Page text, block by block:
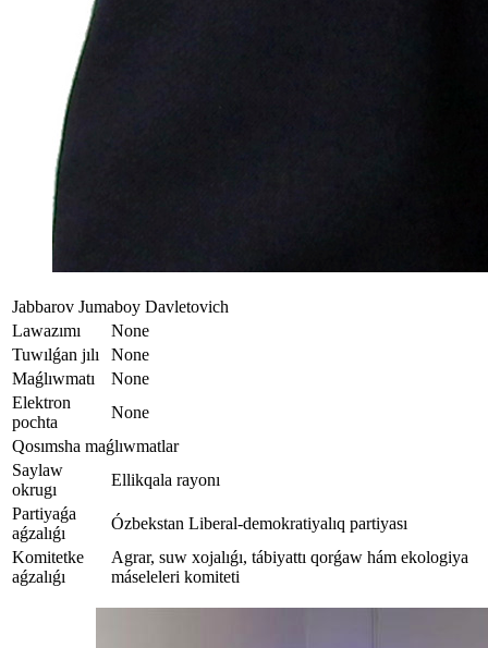
Jabbarov Jumaboy Davletovich
Lawazımı
None
Tuwılǵan jılı
None
Maǵlıwmatı
None
Elektron
pochta
None
Qosımsha maǵlıwmatlar
Saylaw
okrugı
Ellikqala rayonı
Partiyaǵa
aǵzalıǵı
Ózbekstan Liberal-demokratiyalıq partiyası
Komitetke
aǵzalıǵı
Agrar, suw xojalıǵı, tábiyattı qorǵaw hám ekologiya
máseleleri komiteti